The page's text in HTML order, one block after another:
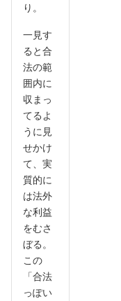
り。
一見す
ると合
法の範
囲内に
収まっ
てるよ
うに見
せかけ
て、実
質的に
は法外
な利益
をむさ
ぼる。
この
「合法
っぽい